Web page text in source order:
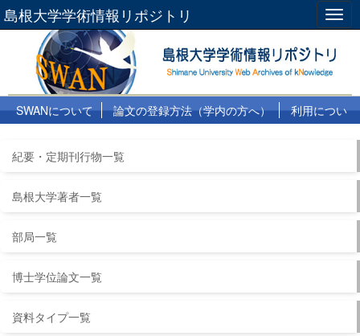
島根大学学術情報リポジトリ
SWANについて 論文の登録方法（学内の方へ）
利用につい
紀要・定期刊行物一覧
島根大学著者一覧
部局一覧
博士学位論文一覧
資料タイプ一覧